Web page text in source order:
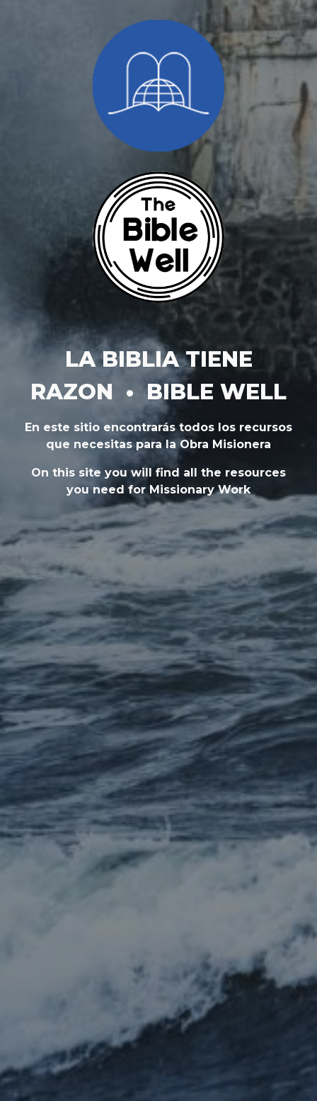
LA BIBLIA TIENE
RAZON • BIBLE WELL
En este sitio encontrarás todos los recursos
que necesitas para la Obra Misionera
On this site you will find all the resources
you need for Missionary Work